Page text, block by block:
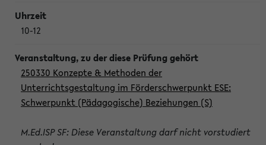
10-12
250330 Konzepte & Methoden der
Unterrichtsgestaltung im Förderschwerpunkt ESE:
Schwerpunkt (Pädagogische) Beziehungen (S)
M.Ed.ISP SF: Diese Veranstaltung darf nicht vorstudiert